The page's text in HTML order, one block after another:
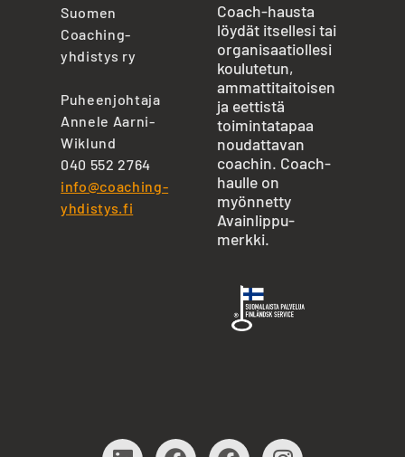
Suomen
Coaching-
yhdistys ry
Puheenjohtaja
Annele Aarni-
Wiklund
040 552 2764
info@coaching-
yhdistys.fi
Coach-hausta
löydät itsellesi tai
organisaatiollesi
koulutetun,
ammattitaitoisen
ja eettistä
toimintatapaa
noudattavan
coachin. Coach-
haulle on
myönnetty
Avainlippu-
merkki.